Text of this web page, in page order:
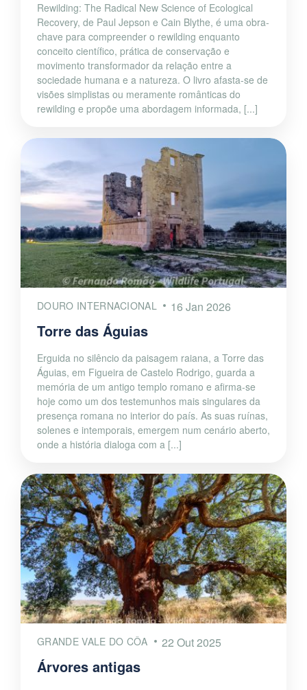
Rewilding: The Radical New Science of Ecological
Recovery, de Paul Jepson e Cain Blythe, é uma obra-
chave para compreender o rewilding enquanto
conceito científico, prática de conservação e
movimento transformador da relação entre a
sociedade humana e a natureza. O livro afasta-se de
visões simplistas ou meramente românticas do
rewilding e propõe uma abordagem informada, [...]
DOURO INTERNACIONAL 16 Jan 2026
Torre das Águias
Erguida no silêncio da paisagem raiana, a Torre das
Águias, em Figueira de Castelo Rodrigo, guarda a
memória de um antigo templo romano e afirma-se
hoje como um dos testemunhos mais singulares da
presença romana no interior do país. As suas ruínas,
solenes e intemporais, emergem num cenário aberto,
onde a história dialoga com a [...]
GRANDE VALE DO CÔA 22 Out 2025
Árvores antigas